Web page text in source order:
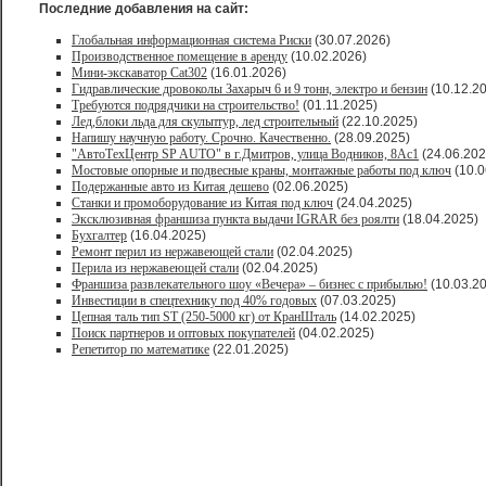
Последние добавления на сайт:
Глобальная информационная система Риски (30.07.2026)
Производственное помещение в аренду (10.02.2026)
Мини-экскаватор Cat302 (16.01.2026)
Гидравлические дровоколы Захарыч 6 и 9 тонн, электро и бензин
Требуются подрядчики на строительство! (01.11.2025)
Лед,блоки льда для скульптур, лед строительный (22.10.2025)
Напишу научную работу. Срочно. Качественно. (28.09.2025)
"АвтоТехЦентр SP AUTO" в г.Дмитров, улица Водников, 8Ас1
Мостовые опорные и подвесные краны, монтажные работы под ключ
Подержанные авто из Китая дешево (02.06.2025)
Станки и промоборудование из Китая под ключ (24.04.2025)
Эксклюзивная франшиза пункта выдачи IGRAR без роялти (18.04.2025)
Бухгалтер (16.04.2025)
Ремонт перил из нержавеющей стали (02.04.2025)
Перила из нержавеющей стали (02.04.2025)
Франшиза развлекательного шоу «Вечера» – бизнес с прибылью!
Инвестиции в спецтехнику под 40% годовых (07.03.2025)
Цепная таль тип ST (250-5000 кг) от КранШталь (14.02.2025)
Поиск партнеров и оптовых покупателей (04.02.2025)
Репетитор по математике (22.01.2025)